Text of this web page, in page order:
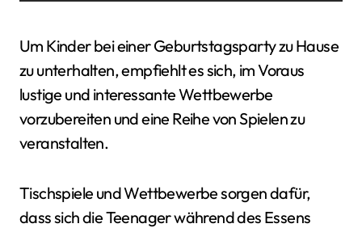
Um Kinder bei einer Geburtstagsparty zu Hause
zu unterhalten, empfiehlt es sich, im Voraus
lustige und interessante Wettbewerbe
vorzubereiten und eine Reihe von Spielen zu
veranstalten.
Tischspiele und Wettbewerbe sorgen dafür,
dass sich die Teenager während des Essens